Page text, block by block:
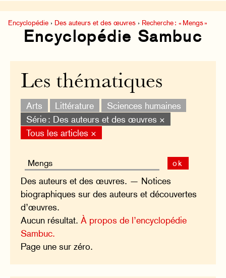
Encyclopédie › Des auteurs et des œuvres › Recherche : « Mengs »
Encyclopédie Sambuc
Les thématiques
Arts Littérature
Sciences humaines
Série : Des auteurs et des œuvres ×
Tous les articles ×
ok
Des auteurs et des œuvres. — Notices
biographiques sur des auteurs et découvertes
d’œuvres.
Aucun résultat.À propos de l’encyclopédie
Sambuc.
Page une sur zéro.